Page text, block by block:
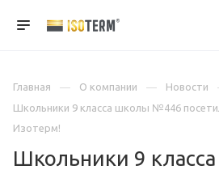
Главная О компании Новости
Школьники 9 класса школы №446
Изотерм!
Школьники 9